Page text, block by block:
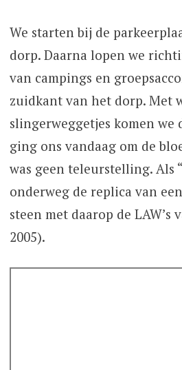
We starten bij de
dorp. Daarna lopen we
van campings en
zuidkant van het dorp. Met
slingerweggetjes komen we
ging ons vandaag om de
was geen teleurstelling. Als
onderweg de replica van
steen met daarop de
2005).